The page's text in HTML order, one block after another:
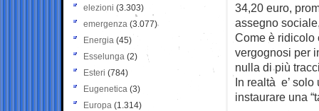
34,20 euro,
assegno
Come è ridicolo
vergognosi per
nulla di più
In realtà e’
instaurare una
elezioni (3.303)
emergenza (3.077)
Energia (45)
Esselunga (2)
Esteri (784)
Eugenetica (3)
Europa (1.314)